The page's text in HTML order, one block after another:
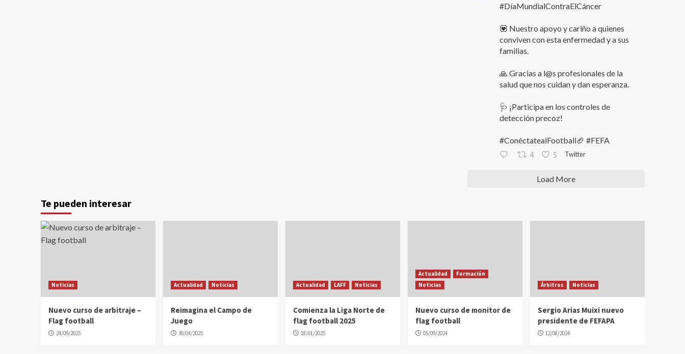
#DíaMundialContraElCáncer
💟 Nuestro apoyo y cariño a quienes
conviven con esta enfermedad y a sus
familias.
🙏 Gracias a l@s profesionales de la
salud que nos cuidan y dan esperanza.
🩺 ¡Participa en los controles de
detección precoz!
#ConéctatealFootball🏈 #FEFA
4 5 Twitter
Load More
Te pueden interesar
Noticias
Nuevo curso de arbitraje –
Flag football
24/09/2025
Actualidad Noticias
Reimagina el Campo de
Juego
30/04/2025
Actualidad LAFF Noticias
Comienza la Liga Norte de
flag football 2025
18/01/2025
Actualidad
Formación
Noticias
Nuevo curso de monitor de
flag football
05/09/2024
Árbitros Noticias
Sergio Arias Muixi nuevo
presidente de FEFAPA
12/08/2024